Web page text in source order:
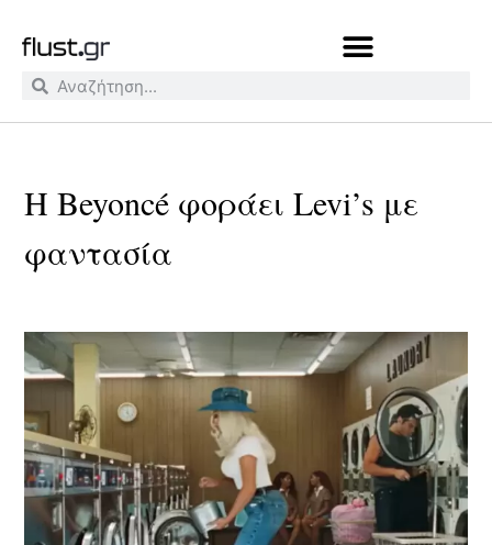
Η Beyoncé φοράει Levi’s με
φαντασία